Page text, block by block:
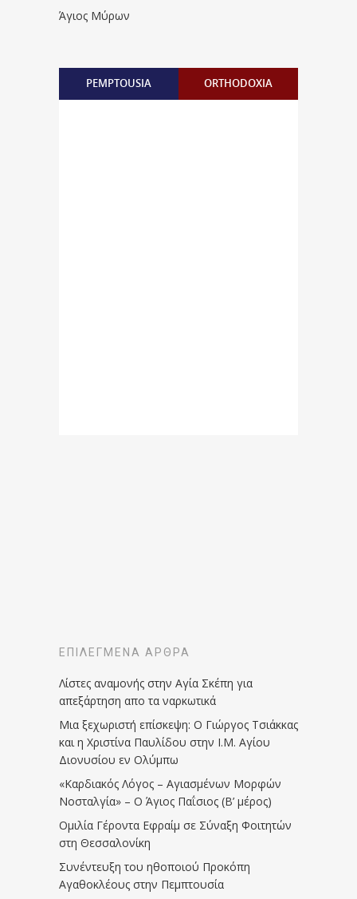
Άγιος Μύρων
PEMPTOUSIA ORTHODOXIA
ΕΠΙΛΕΓΜΈΝΑ ΆΡΘΡΑ
Λίστες αναμονής στην Αγία Σκέπη για
απεξάρτηση απο τα ναρκωτικά
Μια ξεχωριστή επίσκεψη: Ο Γιώργος Τσιάκκας
και η Χριστίνα Παυλίδου στην Ι.Μ. Αγίου
Διονυσίου εν Ολύμπω
«Καρδιακός Λόγος – Αγιασμένων Μορφών
Νοσταλγία» – Ο Άγιος Παΐσιος (Β’ μέρος)
Ομιλία Γέροντα Εφραίμ σε Σύναξη Φοιτητών
στη Θεσσαλονίκη
Συνέντευξη του ηθοποιού Προκόπη
Αγαθοκλέους στην Πεμπτουσία